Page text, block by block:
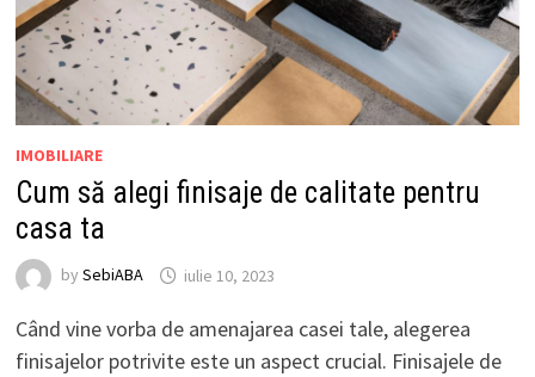
IMOBILIARE
Cum să alegi finisaje de calitate pentru
casa ta
by SebiABA iulie 10, 2023
Când vine vorba de amenajarea casei tale, alegerea
finisajelor potrivite este un aspect crucial. Finisajele de